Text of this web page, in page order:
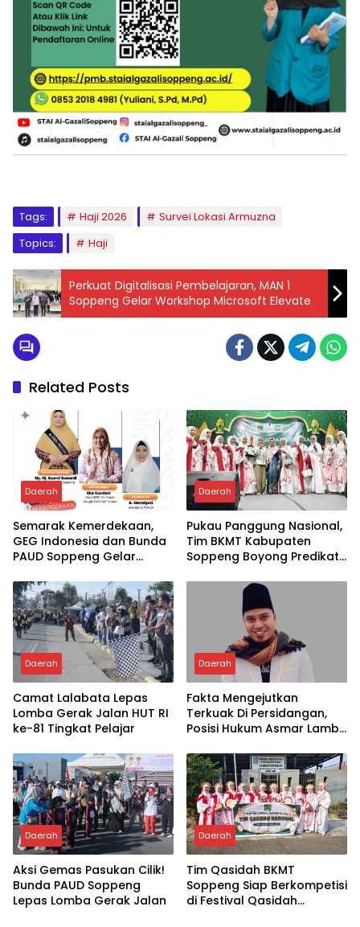
Tags: Haji 2026
Survei Lokasi Armuzna
Topics:
Haji
Perkuat Digitalisasi Pembelajaran, MAN 1
Soppeng Gelar Workshop Microsoft Elevate
Related Posts
Daerah
Semarak Kemerdekaan,
GEG Indonesia dan Bunda
PAUD Soppeng Gelar
Daerah
Pukau Panggung Nasional,
Tim BKMT Kabupaten
Soppeng Boyong Predikat
Daerah
Camat Lalabata Lepas
Lomba Gerak Jalan HUT RI
ke-81 Tingkat Pelajar
Daerah
Fakta Mengejutkan
Terkuak Di Persidangan,
Posisi Hukum Asmar Lambo
Daerah
Aksi Gemas Pasukan Cilik!
Bunda PAUD Soppeng
Lepas Lomba Gerak Jalan
Daerah
Tim Qasidah BKMT
Soppeng Siap Berkompetisi
di Festival Qasidah